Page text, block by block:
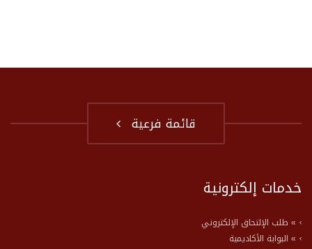
قائمة فرعية
خدمات إلكترونية
» طلب الإلتحاق الإلكتروني
» البوابة الأكاديمية